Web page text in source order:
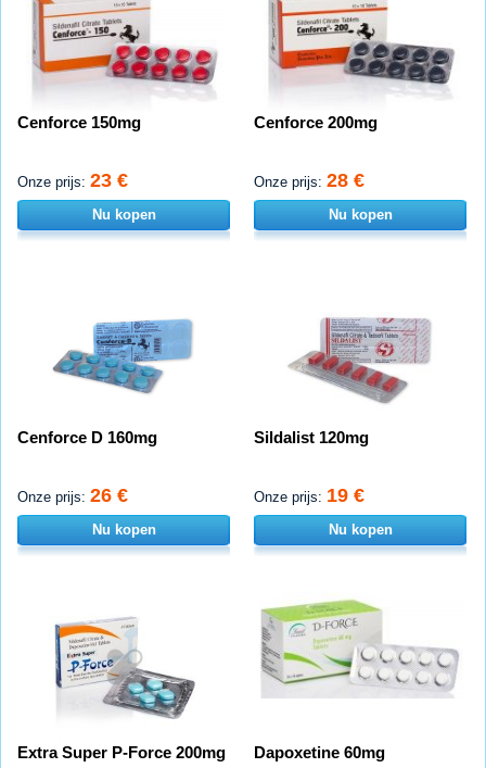
Cenforce 150mg
Onze prijs: 23 €
Nu kopen
Cenforce 200mg
Onze prijs: 28 €
Nu kopen
Cenforce D 160mg
Onze prijs: 26 €
Nu kopen
Sildalist 120mg
Onze prijs: 19 €
Nu kopen
Extra Super P-Force 200mg Dapoxetine 60mg